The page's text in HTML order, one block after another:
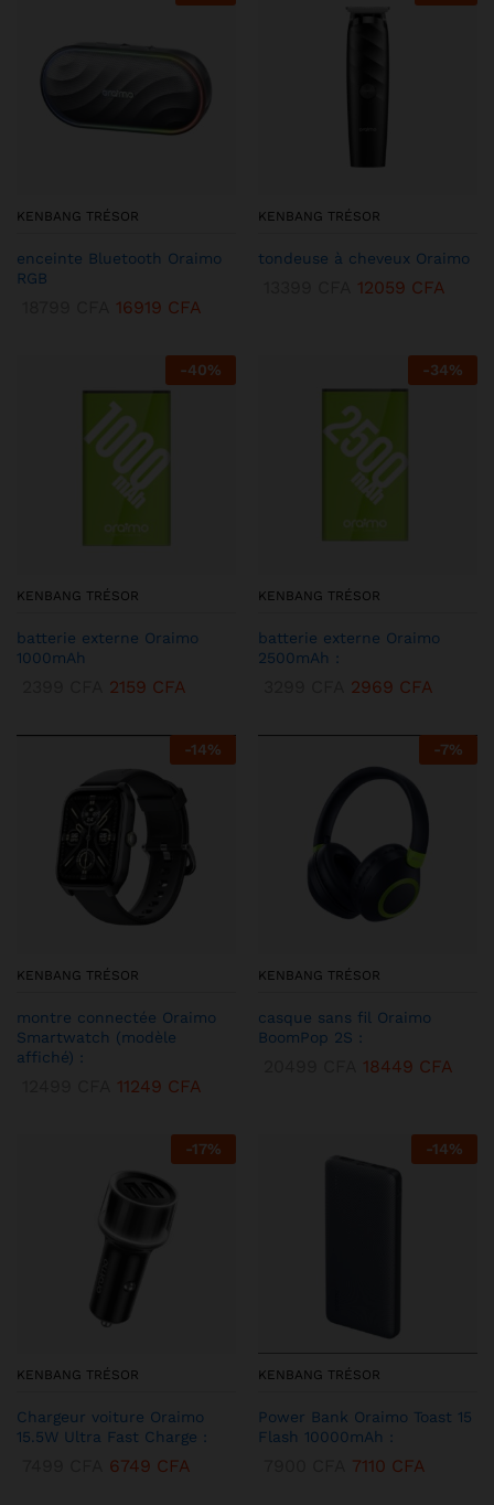
KENBANG TRÉSOR
enceinte Bluetooth Oraimo
RGB
16919 CFA
KENBANG TRÉSOR
tondeuse à cheveux Oraimo
12059 CFA
-40%
KENBANG TRÉSOR
batterie externe Oraimo
1000mAh
2159 CFA
-34%
KENBANG TRÉSOR
batterie externe Oraimo
2500mAh :
2969 CFA
-14%
KENBANG TRÉSOR
montre connectée Oraimo
Smartwatch (modèle
affiché) :
11249 CFA
-7%
KENBANG TRÉSOR
casque sans fil Oraimo
BoomPop 2S :
18449 CFA
-17%
KENBANG TRÉSOR
Chargeur voiture Oraimo
15.5W Ultra Fast Charge :
6749 CFA
-14%
KENBANG TRÉSOR
Power Bank Oraimo Toast 15
Flash 10000mAh :
7110 CFA